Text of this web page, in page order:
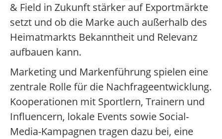
& Field in Zukunft stärker auf Exportmärkte
setzt und ob die Marke auch außerhalb des
Heimatmarkts Bekanntheit und Relevanz
aufbauen kann.
Marketing und Markenführung spielen eine
zentrale Rolle für die Nachfrageentwicklung.
Kooperationen mit Sportlern, Trainern und
Influencern, lokale Events sowie Social-
Media-Kampagnen tragen dazu bei, eine